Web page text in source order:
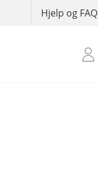
Hjelp og FAQ